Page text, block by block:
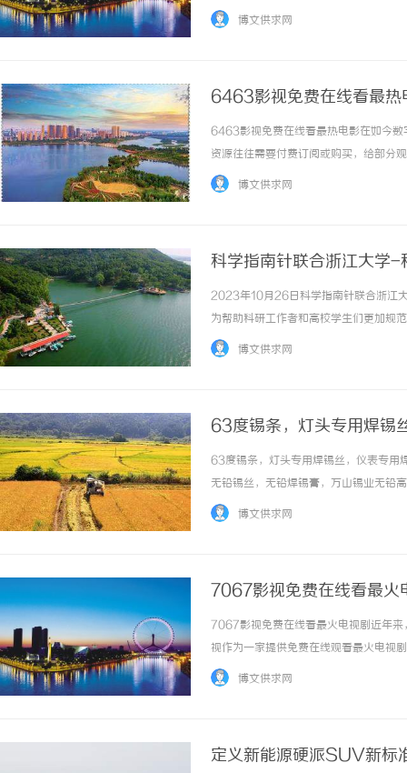
的。建议购买来自正规药店或有信誉保
博文供求网
6463影视免费在线看最热
6463影视免费在线看最热电影在如今数
资源往往需要付费订阅或购买，给部分
——6463影视，它为广大影迷提供了免
博文供求网
科学指南针联合浙江大学
2023年10月26日科学指南针联合浙江
为帮助科研工作者和高校学生们更加
研究成果的质量和影响力。浙江大学是
博文供求网
63度锡条，灯头专用焊锡
无铅焊锡条，无铅锡条，
铅高温焊锡条，
63度锡条，灯头专用焊锡丝，仪表专用
无铅锡丝，无铅焊锡膏，万山锡业无铅
机:13291198023张小姐​
博文供求网
7067影视免费在线看最火
7067影视免费在线看最火电视剧近年
视作为一家提供免费在线观看最火电视
在线观看平台，汇集了热门的电视剧资
博文供求网
定义新能源硬派SUV新